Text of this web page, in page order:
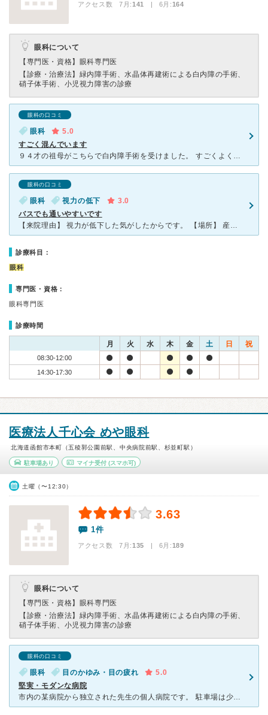
アクセス数 7月:141 | 6月:164
眼科について
【専門医・資格】 眼科専門医
【診療・治療法】 緑内障手術、水晶体再建術による白内障の手術、
硝子体手術、小児視力障害の診療
眼科の口コミ
眼科
5.0
すごく混んでいます
９４才の祖母がこちらで白内障手術を受けました。 すごくよく見えるようになり大変喜んでいます。 平気でスタスタと歩けるようになりました。 手術の評判がよく、手術を受けた患者さんや予約の患者さんで溢
眼科の口コミ
眼科 視力の低下
3.0
バスでも通いやすいです
【来院理由】 視力が低下した気がしたからです。 【場所】 産業道路沿い、イトーヨーカドーの向かいです。 バス停が病院の目の前にあるのでバスでも通いやすいです。 【待合室】 開院当初
診療科目：
眼科
専門医・資格：
眼科専門医
診療時間
月 火 水 木 金 土 日 祝
08:30-12:00
14:30-17:30
医療法人千心会 めや眼科
北海道函館市本町（五稜郭公園前駅、中央病院前駅、杉並町駅）
駐車場あり マイナ受付(スマホ可)
土曜（〜12:30）
3.63
1件
アクセス数 7月:135 | 6月:189
眼科について
【専門医・資格】 眼科専門医
【診療・治療法】 緑内障手術、水晶体再建術による白内障の手術、
硝子体手術、小児視力障害の診療
眼科の口コミ
眼科 目のかゆみ・目の疲れ
5.0
堅実・モダンな病院
市内の某病院から独立された先生の個人病院です。 駐車場は少なめだけど本町近くという立地を考えると それでも十分な台数分確保されていると思います。 場所柄や先生の固定患者さんの多さから 混ん